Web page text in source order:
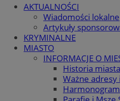
AKTUALNOŚCI
Wiadomości lokalne
Artykuły
KRYMINALNE
MIASTO
INFORMACJE O
Historia miasta
Ważne